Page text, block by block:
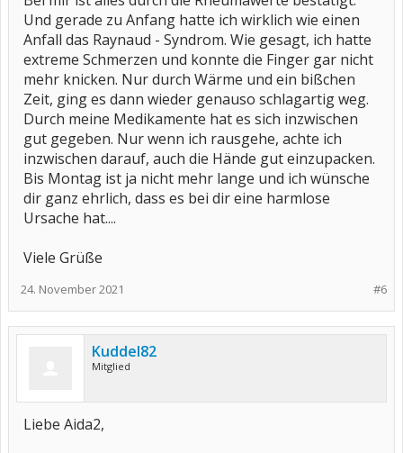
Und gerade zu Anfang hatte ich wirklich wie einen
Anfall das Raynaud - Syndrom. Wie gesagt, ich hatte
extreme Schmerzen und konnte die Finger gar nicht
mehr knicken. Nur durch Wärme und ein bißchen
Zeit, ging es dann wieder genauso schlagartig weg.
Durch meine Medikamente hat es sich inzwischen
gut gegeben. Nur wenn ich rausgehe, achte ich
inzwischen darauf, auch die Hände gut einzupacken.
Bis Montag ist ja nicht mehr lange und ich wünsche
dir ganz ehrlich, dass es bei dir eine harmlose
Ursache hat....
Viele Grüße
#6
24. November 2021
Kuddel82
Mitglied
Liebe Aida2,